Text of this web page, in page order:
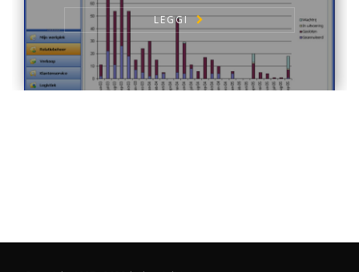
LEGGI